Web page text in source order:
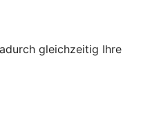
gleichzeitig Ihre